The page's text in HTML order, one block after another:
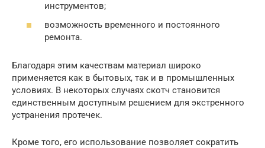
инструментов;
возможность временного и постоянного
ремонта.
Благодаря этим качествам материал широко
применяется как в бытовых, так и в промышленных
условиях. В некоторых случаях скотч становится
единственным доступным решением для экстренного
устранения протечек.
Кроме того, его использование позволяет сократить